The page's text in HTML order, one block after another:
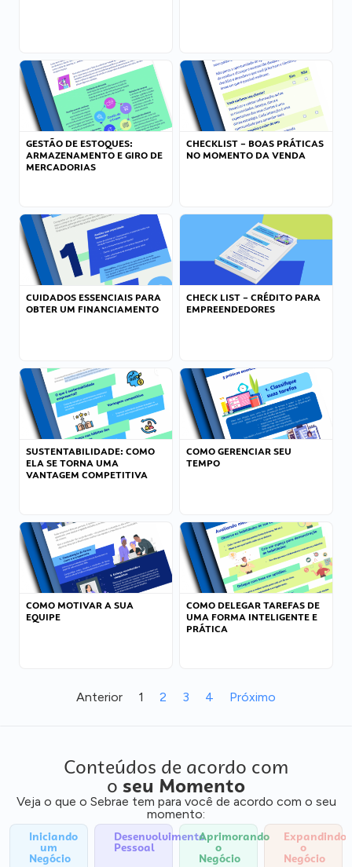
GESTÃO DE ESTOQUES:
ARMAZENAMENTO E GIRO DE
MERCADORIAS
CHECKLIST – BOAS PRÁTICAS
NO MOMENTO DA VENDA
CUIDADOS ESSENCIAIS PARA
OBTER UM FINANCIAMENTO
CHECK LIST – CRÉDITO PARA
EMPREENDEDORES
SUSTENTABILIDADE: COMO
ELA SE TORNA UMA
VANTAGEM COMPETITIVA
COMO GERENCIAR SEU
TEMPO
COMO MOTIVAR A SUA
EQUIPE
COMO DELEGAR TAREFAS DE
UMA FORMA INTELIGENTE E
PRÁTICA
Anterior 1 2 3 4 Próximo
Conteúdos de acordo com
o seu Momento
Veja o que o Sebrae tem para você de acordo com o seu
momento:
Iniciando
um
Negócio
Desenvolvimento
Pessoal
Aprimorando
o
Negócio
Expandindo
o
Negócio